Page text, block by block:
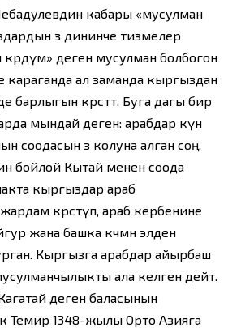
кабары «мусулман
өз дининче тизмелер
деген мусулман болбогон
караганда ал заманда кыргыздан
барлыгын көрсөтөт. Буга дагы бир
мындай деген: араб­дар күн
соодасын өз колуна алган соң,
бойлой Кытай менен соода
кыргыздар араб
көрсөтүп, араб кербенине
жана башка көчмөн элден
Кыргызга арабдар айырбаш
ала келген дейт.
деген баласынын
Темир 1348-жылы Орто Азияга